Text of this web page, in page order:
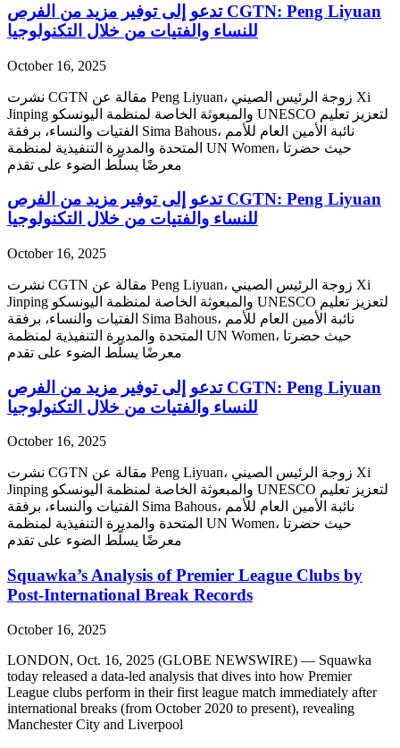
‫CGTN: Peng Liyuan تدعو إلى توفير مزيد من الفرص
للنساء والفتيات من خلال التكنولوجيا
October 16, 2025
نشرت CGTN مقالة عن Peng Liyuan، زوجة الرئيس الصيني Xi
Jinping والمبعوثة الخاصة لمنظمة اليونسكو UNESCO لتعزيز تعليم
الفتيات والنساء، برفقة Sima Bahous، نائبة الأمين العام للأمم
المتحدة والمديرة التنفيذية لمنظمة UN Women، حيث حضرتا
معرضًا يسلّط الضوء على تقدم
‫CGTN: Peng Liyuan تدعو إلى توفير مزيد من الفرص
للنساء والفتيات من خلال التكنولوجيا
October 16, 2025
نشرت CGTN مقالة عن Peng Liyuan، زوجة الرئيس الصيني Xi
Jinping والمبعوثة الخاصة لمنظمة اليونسكو UNESCO لتعزيز تعليم
الفتيات والنساء، برفقة Sima Bahous، نائبة الأمين العام للأمم
المتحدة والمديرة التنفيذية لمنظمة UN Women، حيث حضرتا
معرضًا يسلّط الضوء على تقدم
‫CGTN: Peng Liyuan تدعو إلى توفير مزيد من الفرص
للنساء والفتيات من خلال التكنولوجيا
October 16, 2025
نشرت CGTN مقالة عن Peng Liyuan، زوجة الرئيس الصيني Xi
Jinping والمبعوثة الخاصة لمنظمة اليونسكو UNESCO لتعزيز تعليم
الفتيات والنساء، برفقة Sima Bahous، نائبة الأمين العام للأمم
المتحدة والمديرة التنفيذية لمنظمة UN Women، حيث حضرتا
معرضًا يسلّط الضوء على تقدم
Squawka’s Analysis of Premier League Clubs by
Post-International Break Records
October 16, 2025
LONDON, Oct. 16, 2025 (GLOBE NEWSWIRE) — Squawka
today released a data-led analysis that dives into how Premier
League clubs perform in their first league match immediately after
international breaks (from October 2020 to present), revealing
Manchester City and Liverpool